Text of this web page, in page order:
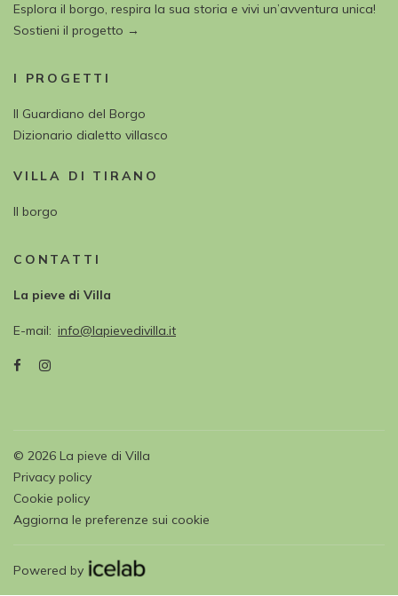
Esplora il borgo, respira la sua storia e vivi un’avventura unica!
Sostieni il progetto →
I PROGETTI
Il Guardiano del Borgo
Dizionario dialetto villasco
VILLA DI TIRANO
Il borgo
CONTATTI
La pieve di Villa
E-mail info@lapievedivilla.it
© 2026 La pieve di Villa
Privacy policy
Cookie policy
Aggiorna le preferenze sui cookie
Powered by